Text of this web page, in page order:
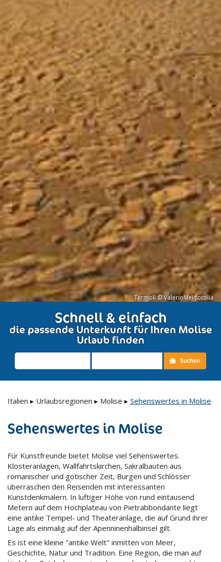
Termoli © ValerioMei/fotolia
Schnell & einfach
die passende Unterkunft für Ihren Molise
Urlaub finden
Suchen
Italien ▸ Urlaubsregionen ▸ Molise ▸ Sehenswertes in Molise
Sehenswertes in Molise
Für Kunstfreunde bietet Molise viel Sehenswertes.
Klosteranlagen, Wallfahrtskirchen, Sakralbauten aus
romanischer und gotischer Zeit, Burgen und Schlösser
überraschen den Reisenden mit interessanten
Kunstdenkmälern. In luftiger Höhe von rund eintausend
Metern auf dem Hochplateau von Pietrabbondante liegt
eine antike Tempel- und Theateranlage, die auf Grund ihrer
Lage als einmalig auf der Apenninenhalbinsel gilt.
Es ist eine kleine "antike Welt" inmitten von Meer,
Geschichte, Natur und Tradition. Eine Region, die man auf